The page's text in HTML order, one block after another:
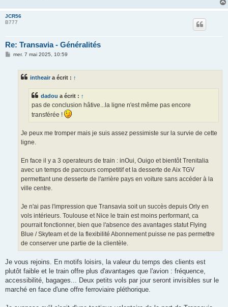
JCR56
B777
Re: Transavia - Généralités
Mmer. 7 mai 2025, 10:59
intheair a écrit : ↑
dadou a écrit : ↑
pas de conclusion hâtive...la ligne n'est même pas encore
transférée !
Je peux me tromper mais je suis assez pessimiste sur la survie de cette
ligne.
En face il y a 3 operateurs de train : inOui, Ouigo et bientôt Trenitalia
avec un temps de parcours competitif et la desserte de Aix TGV
permettant une desserte de l'arrière pays en voiture sans accéder à la
ville centre.
Je n'ai pas l'impression que Transavia soit un succès depuis Orly en
vols intérieurs. Toulouse et Nice le train est moins performant, ca
pourrait fonctionner, bien que l'absence des avantages statut Flying
Blue / Skyteam et de la flexibilité Abonnement puisse ne pas permettre
de conserver une partie de la clientèle.
Je vous rejoins. En motifs loisirs, la valeur du temps des clients est
plutôt faible et le train offre plus d'avantages que l'avion : fréquence,
accessibilité, bagages... Deux petits vols par jour seront invisibles sur le
marché en face d'une offre ferroviaire pléthorique.